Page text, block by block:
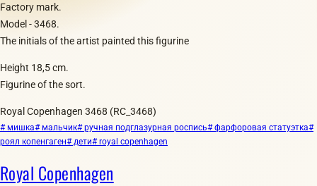
Factory mark.
Model - 3468.
The initials of the artist painted this figurine
Height 18,5 cm.
Figurine of the sort.
Royal Copenhagen 3468 (RC_3468)
# мишка# мальчик# ручная подглазурная роспись# фарфоровая статуэтка#
роял копенгаген# дети# royal copenhagen
Royal Copenhagen